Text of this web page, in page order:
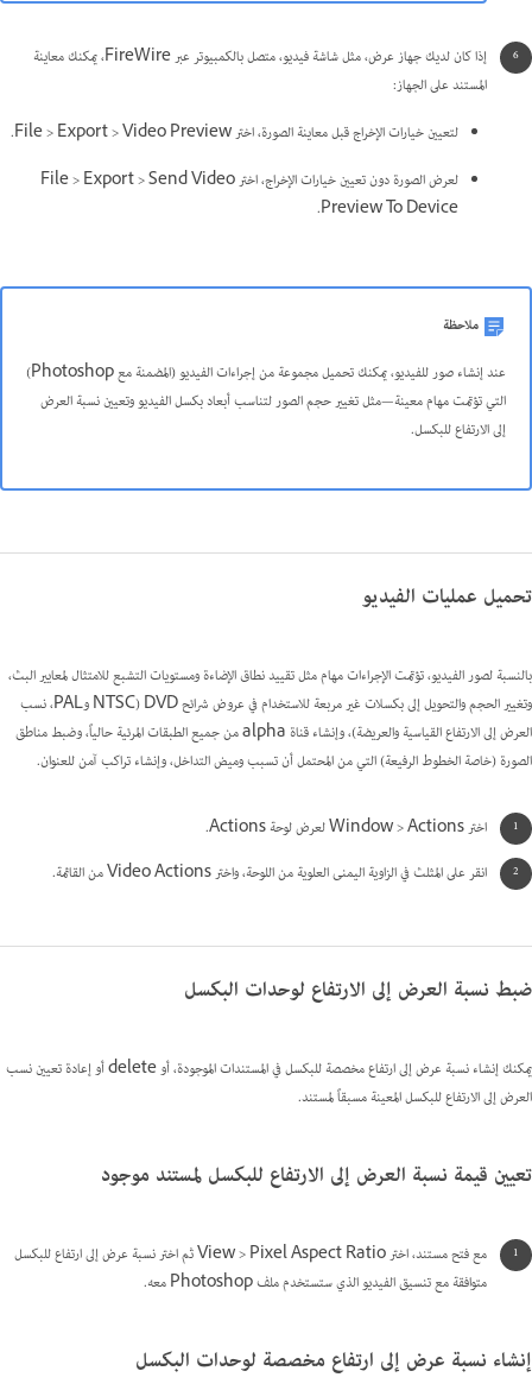
إذا كان لديك جهاز عرض، مثل شاشة فيديو، متصل بالكمبيوتر عبر FireWire، يمكنك معاينة
المستند على الجهاز:
لتعيين خيارات الإخراج قبل معاينة الصورة، اختر File > Export > Video Preview.
لعرض الصورة دون تعيين خيارات الإخراج، اختر File > Export > Send Video
Preview To Device.
ملاحظة
عند إنشاء صور للفيديو، يمكنك تحميل مجموعة من إجراءات الفيديو (المضمنة مع Photoshop)
التي تؤتمت مهام معينة—مثل تغيير حجم الصور لتناسب أبعاد بكسل الفيديو وتعيين نسبة العرض
إلى الارتفاع للبكسل.
تحميل عمليات الفيديو
بالنسبة لصور الفيديو، تؤتمت الإجراءات مهام مثل تقييد نطاق الإضاءة ومستويات التشبع للامتثال لمعايير البث،
وتغيير الحجم والتحويل إلى بكسلات غير مربعة للاستخدام في عروض شرائح DVD (NTSC وPAL، نسب
العرض إلى الارتفاع القياسية والعريضة)، وإنشاء قناة alpha من جميع الطبقات المرئية حالياً، وضبط مناطق
الصورة (خاصة الخطوط الرفيعة) التي من المحتمل أن تسبب وميض التداخل، وإنشاء تراكب آمن للعنوان.
اختر Window > Actions لعرض لوحة Actions.
انقر على المثلث في الزاوية اليمنى العلوية من اللوحة، واختر Video Actions من القائمة.
ضبط نسبة العرض إلى الارتفاع لوحدات البكسل
يمكنك إنشاء نسبة عرض إلى ارتفاع مخصصة للبكسل في المستندات الموجودة، أو delete أو إعادة تعيين نسب
العرض إلى الارتفاع للبكسل المعينة مسبقاً لمستند.
تعيين قيمة نسبة العرض إلى الارتفاع للبكسل لمستند موجود
مع فتح مستند، اختر View > Pixel Aspect Ratio ثم اختر نسبة عرض إلى ارتفاع للبكسل
متوافقة مع تنسيق الفيديو الذي ستستخدم ملف Photoshop معه.
إنشاء نسبة عرض إلى ارتفاع مخصصة لوحدات البكسل